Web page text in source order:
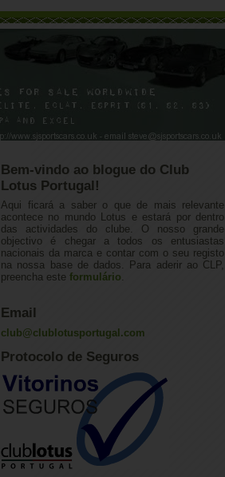
Bem-vindo ao blogue do Club
Lotus Portugal!
Aqui ficará a saber o que de mais relevante
acontece no mundo Lotus e estará por dentro
das actividades do clube. O nosso grande
objectivo é chegar a todos os entusiastas
nacionais da marca e contar com o seu registo
na nossa base de dados. Para aderir ao CLP,
preencha este formulário.
Email
club@clublotusportugal.com
Protocolo de Seguros